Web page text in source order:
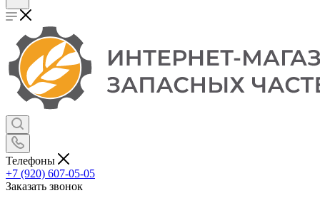
Телефоны
+7 (920) 607-05-05
Заказать звонок